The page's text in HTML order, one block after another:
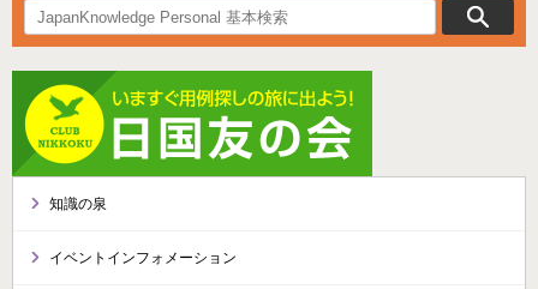
知識の泉
イベントインフォメーション